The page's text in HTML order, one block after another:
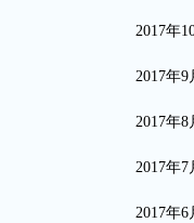
2017年
2017年9
2017年8
2017年7
2017年6